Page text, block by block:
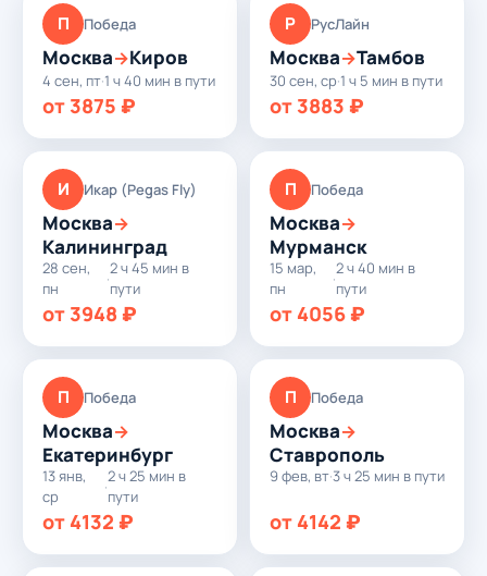
П Победа
Москва→Киров
4 сен, пт·1 ч 40 мин в пути
от 3875 ₽
Р РусЛайн
Москва→Тамбов
30 сен, ср·1 ч 5 мин в пути
от 3883 ₽
И Икар (Pegas Fly)
Москва→
Калининград
28 сен,
пн
·
2 ч 45 мин в
пути
от 3948 ₽
П Победа
Москва→
Мурманск
15 мар,
пн
·
2 ч 40 мин в
пути
от 4056 ₽
П Победа
Москва→
Екатеринбург
13 янв,
ср
·
2 ч 25 мин в
пути
от 4132 ₽
П Победа
Москва→
Ставрополь
9 фев, вт·3 ч 25 мин в пути
от 4142 ₽